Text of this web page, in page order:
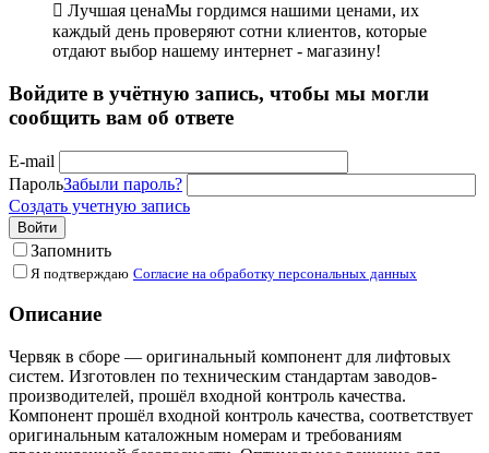
 Лучшая ценаМы гордимся нашими ценами, их
каждый день проверяют сотни клиентов, которые
отдают выбор нашему интернет - магазину!
Войдите в учётную запись, чтобы мы могли
сообщить вам об ответе
E-mail
ПарольЗабыли пароль?
Создать учетную запись
Войти
Запомнить
Я подтверждаю Согласие на обработку персональных данных
Описание
Червяк в сборе — оригинальный компонент для лифтовых
систем. Изготовлен по техническим стандартам заводов-
производителей, прошёл входной контроль качества.
Компонент прошёл входной контроль качества, соответствует
оригинальным каталожным номерам и требованиям